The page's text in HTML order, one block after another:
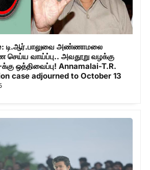
டி.ஆர்.பாலுவை அண்ணாமலை
செய்ய வாய்ப்பு.. அவதூறு வழக்கு
ஒத்திவைப்பு! Annamalai-T.R.
case adjourned to October 13